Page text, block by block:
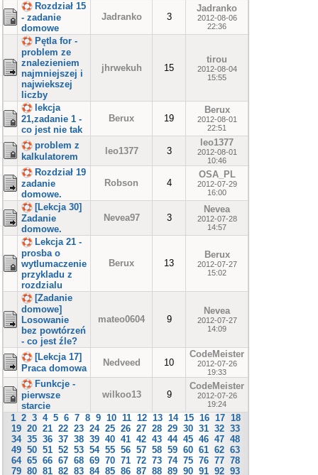
Rozdział 15
- zadanie
domowe
Jadranko 3
Jadranko
2012-08-06
22:36
Pętla for -
problem ze
znalezieniem
najmniejszej i
najwiekszej
liczby
jhrwekuh 15
tirou
2012-08-04
15:55
lekcja
21,zadanie 1 -
co jest nie tak
Berux 19
Berux
2012-08-01
22:51
problem z
kalkulatorem
leo1377 3
leo1377
2012-08-01
10:46
Rozdział 19
zadanie
domowe.
Robson 4
OSA_PL
2012-07-29
16:00
[Lekcja 30]
Zadanie
domowe.
Nevea97 3
Nevea
2012-07-28
14:57
Lekcja 21 -
prosba o
wytlumaczenie
przykladu z
rozdzialu
Berux 13
Berux
2012-07-27
15:02
[Zadanie
domowe]
Losowanie
bez powtórzeń
- co jest źle?
mateo0604 9
Nevea
2012-07-27
14:09
[Lekcja 17]
Praca domowa
Nedveed 10
CodeMeister
2012-07-26
19:33
Funkcje -
pierwsze
starcie
wilkoo13 9
CodeMeister
2012-07-26
19:24
1 2 3 4 5 6 7 8 9 10 11 12 13 14 15 16 17 18
19 20 21 22 23 24 25 26 27 28 29 30 31 32 33
34 35 36 37 38 39 40 41 42 43 44 45 46 47 48
49 50 51 52 53 54 55 56 57 58 59 60 61 62 63
64 65 66 67 68 69 70 71 72 73 74 75 76 77 78
79 80 81 82 83 84 85 86 87 88 89 90 91 92 93